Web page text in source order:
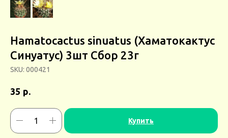
Hamatocactus sinuatus (Хаматокактус
Синуатус) 3шт Сбор 23г
SKU: 000421
35 р.
Купить